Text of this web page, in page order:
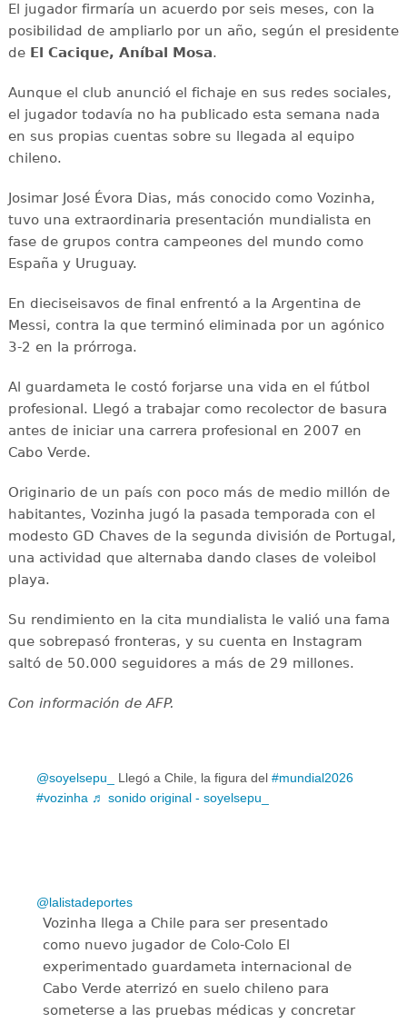
El jugador firmaría un acuerdo por seis meses, con la
posibilidad de ampliarlo por un año, según el presidente
de El Cacique, Aníbal Mosa.
Aunque el club anunció el fichaje en sus redes sociales,
el jugador todavía no ha publicado esta semana nada
en sus propias cuentas sobre su llegada al equipo
chileno.
Josimar José Évora Dias, más conocido como Vozinha,
tuvo una extraordinaria presentación mundialista en
fase de grupos contra campeones del mundo como
España y Uruguay.
En dieciseisavos de final enfrentó a la Argentina de
Messi, contra la que terminó eliminada por un agónico
3-2 en la prórroga.
Al guardameta le costó forjarse una vida en el fútbol
profesional. Llegó a trabajar como recolector de basura
antes de iniciar una carrera profesional en 2007 en
Cabo Verde.
Originario de un país con poco más de medio millón de
habitantes, Vozinha jugó la pasada temporada con el
modesto GD Chaves de la segunda división de Portugal,
una actividad que alternaba dando clases de voleibol
playa.
Su rendimiento en la cita mundialista le valió una fama
que sobrepasó fronteras, y su cuenta en Instagram
saltó de 50.000 seguidores a más de 29 millones.
Con información de AFP.
@soyelsepu_ Llegó a Chile, la figura del #mundial2026
#vozinha ♬ sonido original - soyelsepu_
@lalistadeportes
Vozinha llega a Chile para ser presentado
como nuevo jugador de Colo-Colo El
experimentado guardameta internacional de
Cabo Verde aterrizó en suelo chileno para
someterse a las pruebas médicas y concretar